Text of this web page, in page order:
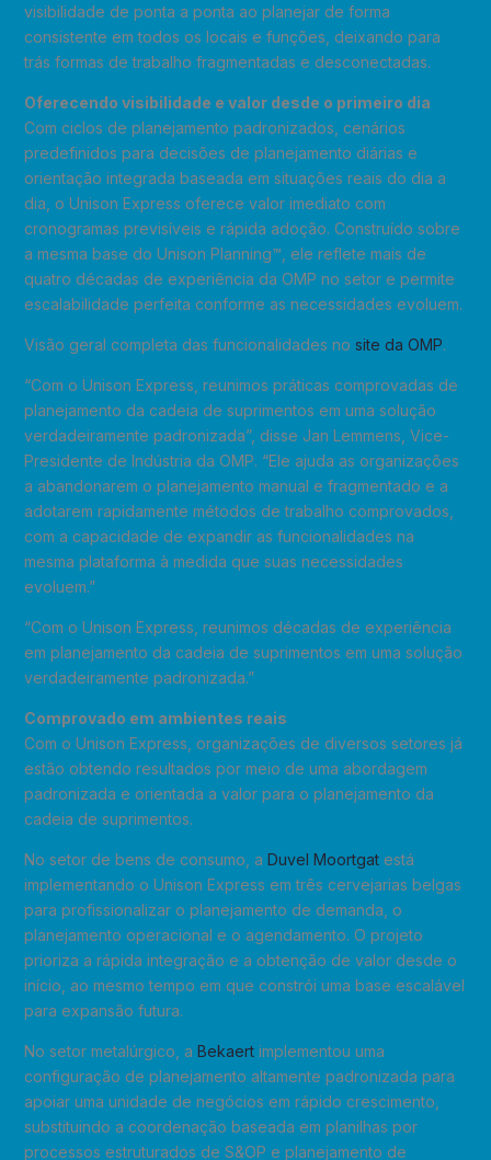
visibilidade de ponta a ponta ao planejar de forma
consistente em todos os locais e funções, deixando para
trás formas de trabalho fragmentadas e desconectadas.
Oferecendo visibilidade e valor desde o primeiro dia
Com ciclos de planejamento padronizados, cenários
predefinidos para decisões de planejamento diárias e
orientação integrada baseada em situações reais do dia a
dia, o Unison Express oferece valor imediato com
cronogramas previsíveis e rápida adoção. Construído sobre
a mesma base do Unison Planning™, ele reflete mais de
quatro décadas de experiência da OMP no setor e permite
escalabilidade perfeita conforme as necessidades evoluem.
Visão geral completa das funcionalidades no site da OMP.
“Com o Unison Express, reunimos práticas comprovadas de
planejamento da cadeia de suprimentos em uma solução
verdadeiramente padronizada”, disse Jan Lemmens, Vice-
Presidente de Indústria da OMP. “Ele ajuda as organizações
a abandonarem o planejamento manual e fragmentado e a
adotarem rapidamente métodos de trabalho comprovados,
com a capacidade de expandir as funcionalidades na
mesma plataforma à medida que suas necessidades
evoluem.”
“Com o Unison Express, reunimos décadas de experiência
em planejamento da cadeia de suprimentos em uma solução
verdadeiramente padronizada.”
Comprovado em ambientes reais
Com o Unison Express, organizações de diversos setores já
estão obtendo resultados por meio de uma abordagem
padronizada e orientada a valor para o planejamento da
cadeia de suprimentos.
No setor de bens de consumo, a Duvel Moortgatestá
implementando o Unison Express em três cervejarias belgas
para profissionalizar o planejamento de demanda, o
planejamento operacional e o agendamento. O projeto
prioriza a rápida integração e a obtenção de valor desde o
início, ao mesmo tempo em que constrói uma base escalável
para expansão futura.
No setor metalúrgico, a Bekaertimplementou uma
configuração de planejamento altamente padronizada para
apoiar uma unidade de negócios em rápido crescimento,
substituindo a coordenação baseada em planilhas por
processos estruturados de S&OP e planejamento de